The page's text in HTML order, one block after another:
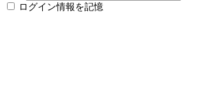
ログイン情報を記憶